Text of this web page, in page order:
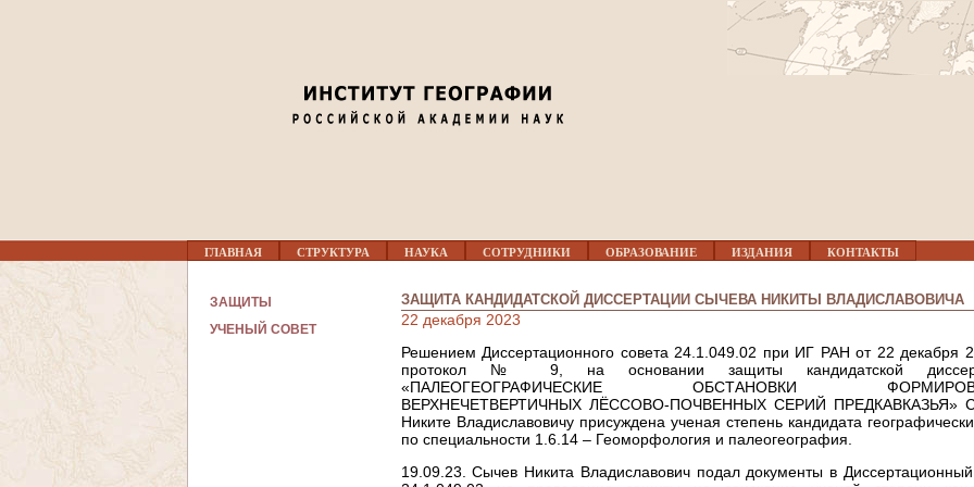
Jump to navigation
Л
ГЛАВНАЯ СТРУКТУРА НАУКА СОТРУДНИКИ ОБРАЗОВАНИЕ ИЗДАНИЯ КОНТАКТЫ
ЗАЩИТА КАНДИДАТСКОЙ ДИССЕРТАЦИИ СЫЧЕВА НИКИТЫ ВЛАДИСЛАВОВИЧА
22 декабря 2023
Решением Диссертационного совета 24.1.049.02 при ИГ РАН от 22 декабря
протокол № 9, на основании защиты кандидатской
«ПАЛЕОГЕОГРАФИЧЕСКИЕ ОБСТАНОВКИ
ВЕРХНЕЧЕТВЕРТИЧНЫХ ЛЁССОВО-ПОЧВЕННЫХ СЕРИЙ ПРЕДКАВКАЗЬЯ»
Никите Владиславовичу присуждена ученая степень кандидата
по специальности 1.6.14 – Геоморфология и палеогеография.
19.09.23. Сычев Никита Владиславович подал документы в Диссертационный
ЗАЩИТЫ
УЧЕНЫЙ СОВЕТ